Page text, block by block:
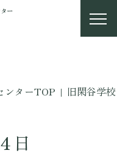
ンターTOP | 旧閑谷学校
日